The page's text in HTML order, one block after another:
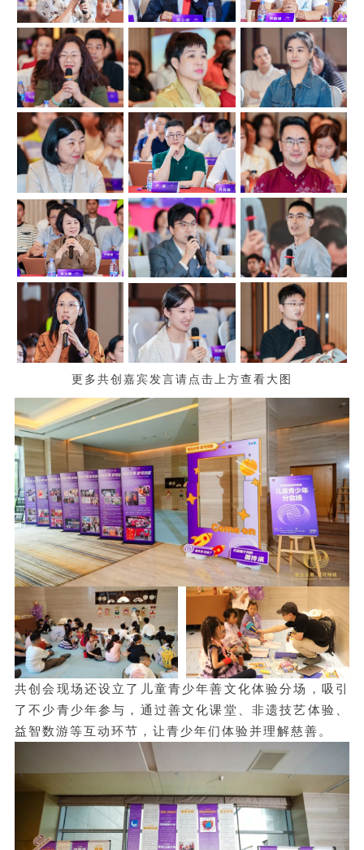
更多共创嘉宾发言请点击上方查看大图
共创会现场还设立了儿童青少年善文化体验分场，吸引
了不少青少年参与，通过善文化课堂、非遗技艺体验、
益智数游等互动环节，让青少年们体验并理解慈善。